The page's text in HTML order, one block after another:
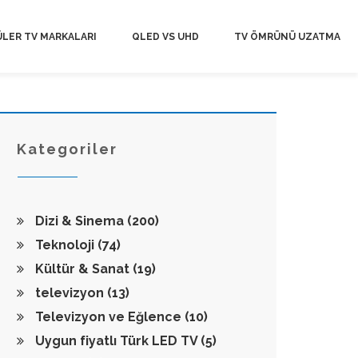
TV MARKALARI QLED VS UHD TV ÖMRÜNÜ UZATMA
Kategoriler
Dizi & Sinema (200)
Teknoloji (74)
Kültür & Sanat (19)
televizyon (13)
Televizyon ve Eğlence (10)
Uygun fiyatlı Türk LED TV (5)